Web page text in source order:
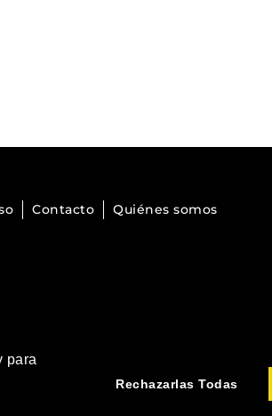
para
Rechazarlas Todas
Contacto Quiénes somos
. Tel.